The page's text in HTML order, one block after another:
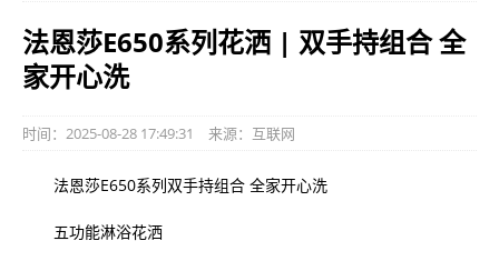
法恩莎E650系列花洒 | 双手持组合 全
家开心洗
时间：2025-08-28 17:49:31 来源： 互联网
法恩莎E650系列双手持组合 全家开心洗
五功能淋浴花洒